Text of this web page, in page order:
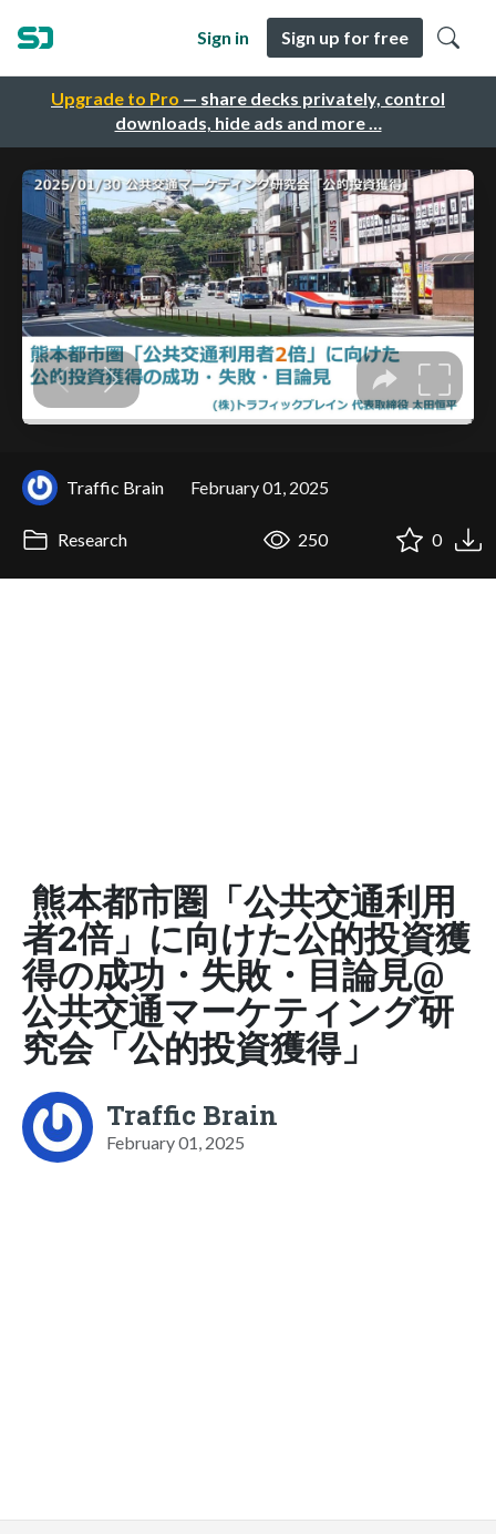
Upgrade to Pro — share decks privately, control
downloads, hide ads and more …
Sign in Sign up for free
Traffic Brain February 01, 2025
Research 250 0
熊本都市圏「公共交通利用
者2倍」に向けた公的投資獲
得の成功・失敗・目論見@
公共交通マーケティング研
究会「公的投資獲得」
Traffic Brain
February 01, 2025